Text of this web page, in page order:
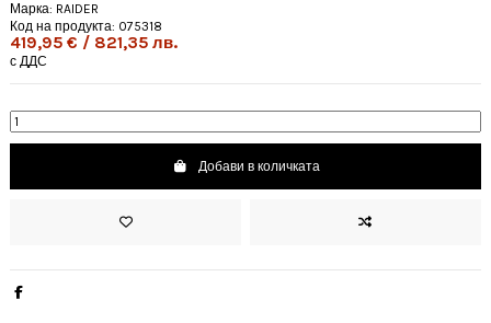
Марка: RAIDER
Код на продукта: 075318
419,95 € / 821,35 лв.
с ДДС
Добави в количката